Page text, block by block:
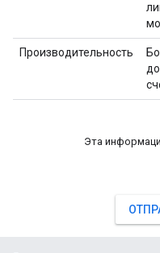
Производительность
Эта